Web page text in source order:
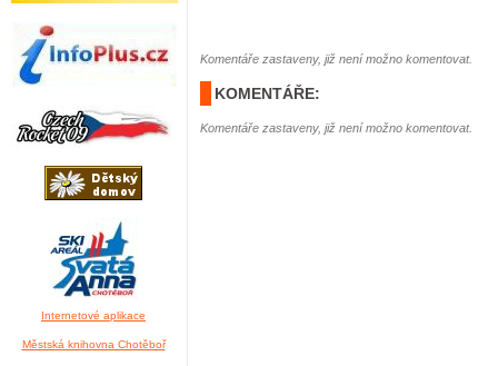
Internetové aplikace
Městská knihovna Chotěboř
Komentáře zastaveny, již není možno komentovat.
KOMENTÁŘE:
Komentáře zastaveny, již není možno komentovat.